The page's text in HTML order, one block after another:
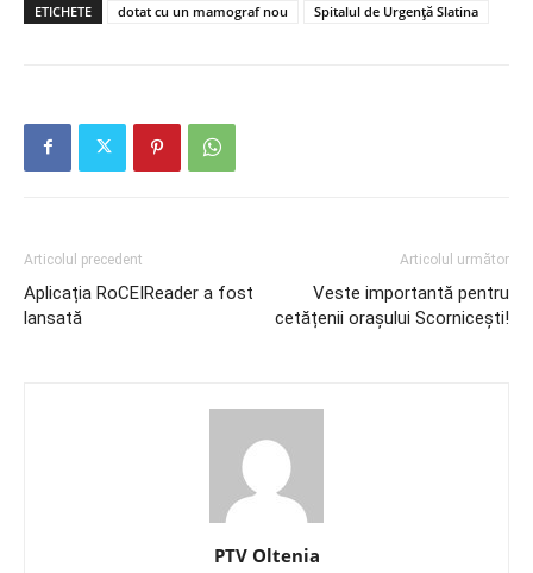
ETICHETE dotat cu un mamograf nou Spitalul de Urgență Slatina
Articolul precedent
Aplicația RoCEIReader a fost
lansată
Articolul următor
Veste importantă pentru
cetățenii orașului Scornicești!
PTV Oltenia